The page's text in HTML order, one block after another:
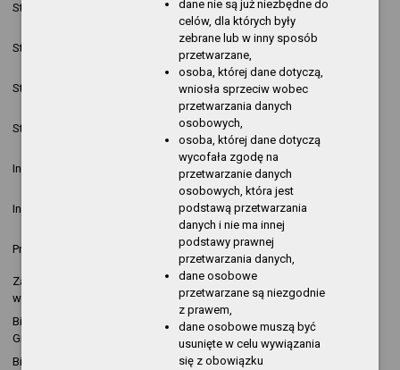
Statut
13:02:49
Kopija
Statut
2017-07-20
10:08:27
Krzysztof
Kopija
Statut
2017-06-28
14:21:28
Sylwia Mencel
Statut
2017-06-28
14:19:38
Informacja o działalności
2017-04-05
13:51:20
Krzysztof
Kopija
Informacja o działalności
2017-03-31
11:22:26
Krzysztof
Kopija
Przetargi
2016-11-08
08:55:41
Aneta Polak
Załatwianie spraw, skargi,
wnioski
2016-08-25
14:04:46
Ryszard
Olejarz
Biblioteka Publiczna w
Gryfinie
2016-01-07
10:48:48
Kopija
Biblioteka Publiczna w
2015-12-23
dane nie są już niezbędne do
celów, dla których były
zebrane lub w inny sposób
przetwarzane,
osoba, której dane dotyczą,
wniosła sprzeciw wobec
przetwarzania danych
osobowych,
osoba, której dane dotyczą
wycofała zgodę na
przetwarzanie danych
osobowych, która jest
podstawą przetwarzania
danych i nie ma innej
podstawy prawnej
przetwarzania danych,
dane osobowe
przetwarzane są niezgodnie
z prawem,
dane osobowe muszą być
usunięte w celu wywiązania
się z obowiązku